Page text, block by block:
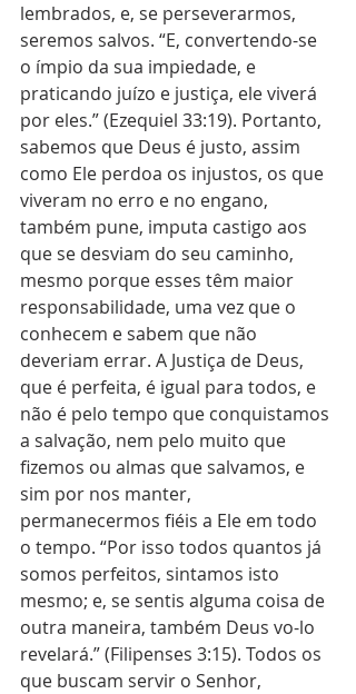
lembrados, e, se perseverarmos,
seremos salvos. “E, convertendo-se
o ímpio da sua impiedade, e
praticando juízo e justiça, ele viverá
por eles.” (Ezequiel 33:19). Portanto,
sabemos que Deus é justo, assim
como Ele perdoa os injustos, os que
viveram no erro e no engano,
também pune, imputa castigo aos
que se desviam do seu caminho,
mesmo porque esses têm maior
responsabilidade, uma vez que o
conhecem e sabem que não
deveriam errar. A Justiça de Deus,
que é perfeita, é igual para todos, e
não é pelo tempo que conquistamos
a salvação, nem pelo muito que
fizemos ou almas que salvamos, e
sim por nos manter,
permanecermos fiéis a Ele em todo
o tempo. “Por isso todos quantos já
somos perfeitos, sintamos isto
mesmo; e, se sentis alguma coisa de
outra maneira, também Deus vo-lo
revelará.” (Filipenses 3:15). Todos os
que buscam servir o Senhor,